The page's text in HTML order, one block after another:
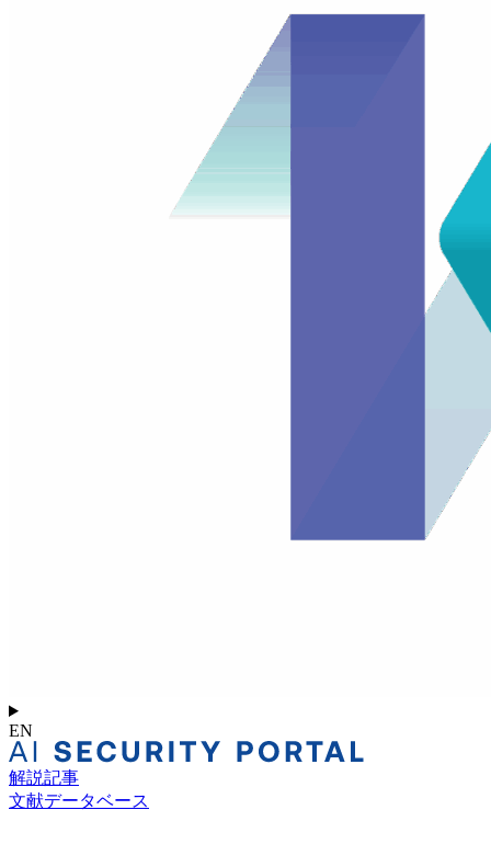
EN
解説記事
文献データベース